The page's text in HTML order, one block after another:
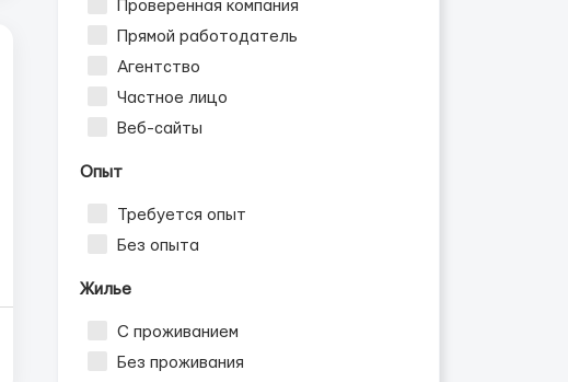
Проверенная компания
Прямой работодатель
Агентство
Частное лицо
Веб-сайты
Опыт
Требуется опыт
Без опыта
Жилье
С проживанием
Без проживания